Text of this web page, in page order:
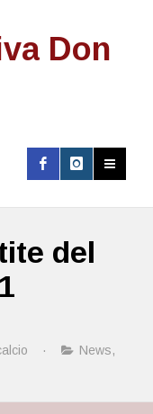
Don
del
· News,